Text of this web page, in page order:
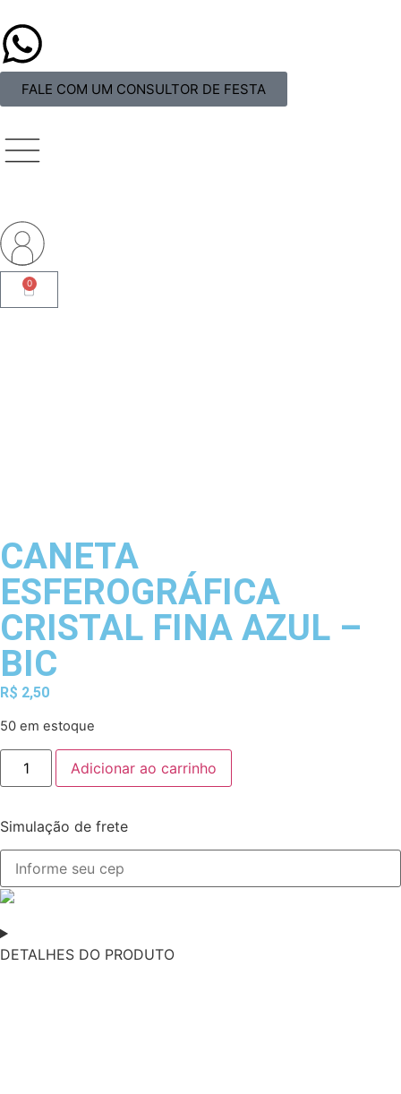
FALE COM UM CONSULTOR DE FESTA
0
CANETA
ESFEROGRÁFICA
CRISTAL FINA AZUL –
BIC
R$ 2,50
50 em estoque
Adicionar ao carrinho
Simulação de frete
DETALHES DO PRODUTO